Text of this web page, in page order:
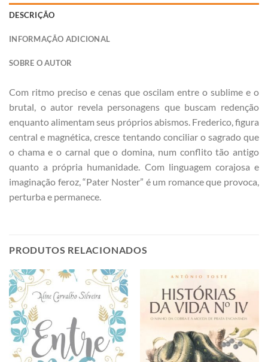
DESCRIÇÃO
INFORMAÇÃO ADICIONAL
SOBRE O AUTOR
Com ritmo preciso e cenas que oscilam entre o sublime e o
brutal, o autor revela personagens que buscam redenção
enquanto alimentam seus próprios abismos. Frederico, figura
central e magnética, cresce tentando conciliar o sagrado que
o chama e o carnal que o domina, num conflito tão antigo
quanto a própria humanidade. Com linguagem corajosa e
imaginação feroz, “Pater Noster” é um romance que provoca,
perturba e permanece.
PRODUTOS RELACIONADOS